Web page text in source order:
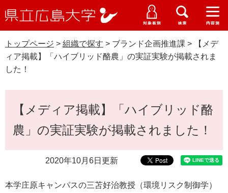
ー
ジ
先
頭
ニ
ュ
を
飛
ニ
ー
ニ
ュ
ー
ニ
ュ
ー
立
大
受験生の皆さま
在学生の皆さま
地域・企業の皆さま
教職員の皆さま
受験生特設サイト
WEB版大学案内
資料請求
交通アクセス
English
中文簡体 中文繁体 한국어 日本語
G
大学概要
学部・大学院・専攻科
学生生活・就職支援
研究・地域連携・国際交流
トップページ > 組織で探す > ブランド企画推進課 >
【メデ
ィア掲載】「ハイブリッド酪農」の実証実験が掲載されま
した！
【メディア掲載】「ハイブリッド酪
農」の実証実験が掲載されました！
2020年10月6日更新
本学庄原キャンパスの三苫好治教授（環境リスク制御学）